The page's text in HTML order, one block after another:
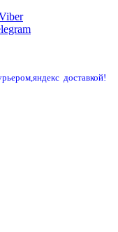
яндекс доставкой!